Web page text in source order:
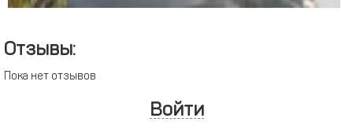
Отзывы:
Пока нет отзывов
Войти